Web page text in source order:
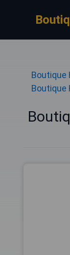
Boutique
Boutique